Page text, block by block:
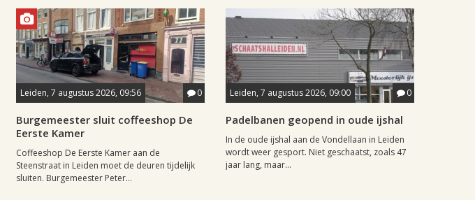
Leiden, 7 augustus 2026, 09:56 0
Burgemeester sluit coffeeshop De
Eerste Kamer
Coffeeshop De Eerste Kamer aan de
Steenstraat in Leiden moet de deuren tijdelijk
sluiten. Burgemeester Peter...
Leiden, 7 augustus 2026, 09:00 0
Padelbanen geopend in oude ijshal
In de oude ijshal aan de Vondellaan in Leiden
wordt weer gesport. Niet geschaatst, zoals 47
jaar lang, maar...